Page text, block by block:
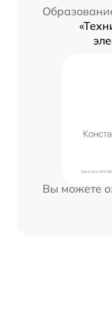
Вы можете